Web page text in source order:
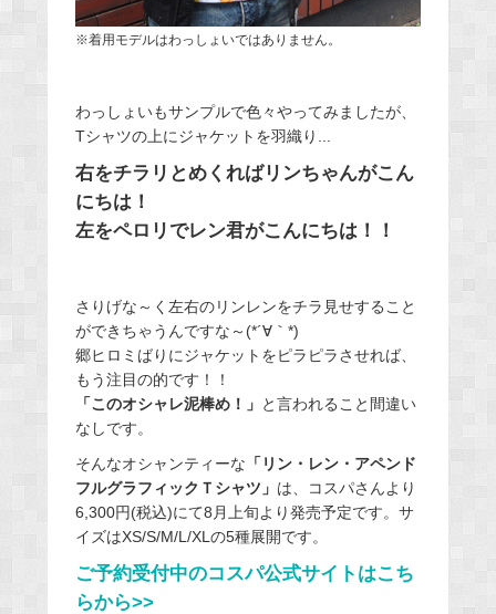
※着用モデルはわっしょいではありません。
わっしょいもサンプルで色々やってみましたが、
Tシャツの上にジャケットを羽織り...
右をチラリとめくればリンちゃんがこん
にちは！
左をペロリでレン君がこんにちは！！
さりげな～く左右のリンレンをチラ見せすること
ができちゃうんですな～(*´∀｀*)
郷ヒロミばりにジャケットをピラピラさせれば、
もう注目の的です！！
「このオシャレ泥棒め！」 と言われること間違い
なしです。
そんなオシャンティーな 「リン・レン・アペンド
フルグラフィックＴシャツ」 は、コスパさんより
6,300円(税込)にて8月上旬より発売予定です。サ
イズはXS/S/M/L/XLの5種展開です。
ご予約受付中のコスパ公式サイトはこち
らから>>